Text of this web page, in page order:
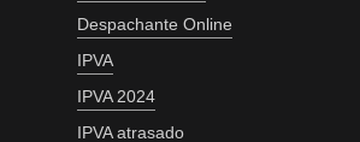
Despachante Online
IPVA
IPVA 2024
IPVA atrasado